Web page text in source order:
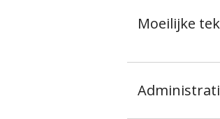
Moeilijke